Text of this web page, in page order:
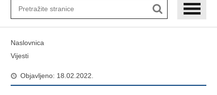
Naslovnica
Vijesti
Objavljeno: 18.02.2022.